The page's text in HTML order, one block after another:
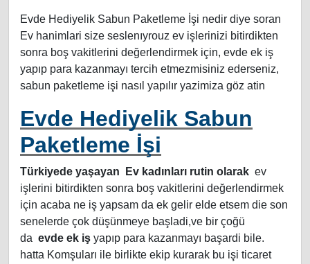
Evde Hediyelik Sabun Paketleme İşi nedir diye soran
Ev hanimlari size seslenıyrouz ev işlerinizi bitirdikten
sonra boş vakitlerini değerlendirmek için, evde ek iş
yapıp para kazanmayı tercih etmezmisiniz ederseniz,
sabun paketleme işi nasıl yapılır yazimiza göz atin
Evde Hediyelik Sabun
Paketleme İşi
Türkiyede yaşayan Ev kadınları rutin olarak ev
işlerini bitirdikten sonra boş vakitlerini değerlendirmek
için acaba ne iş yapsam da ek gelir elde etsem die son
senelerde çok düşünmeye başladi,ve bir çoğü
da evde ek iş yapıp para kazanmayı başardi bile.
hatta Komşuları ile birlikte ekip kurarak bu işi ticaret